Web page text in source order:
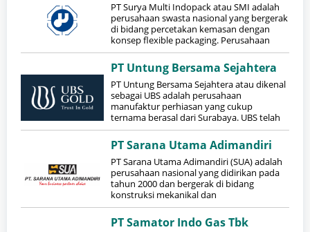
PT Surya Multi Indopack atau SMI adalah
perusahaan swasta nasional yang bergerak
di bidang percetakan kemasan dengan
konsep flexible packaging. Perusahaan
PT Untung Bersama Sejahtera
PT Untung Bersama Sejahtera atau dikenal
sebagai UBS adalah perusahaan
manufaktur perhiasan yang cukup
ternama berasal dari Surabaya. UBS telah
PT Sarana Utama Adimandiri
PT Sarana Utama Adimandiri (SUA) adalah
perusahaan nasional yang didirikan pada
tahun 2000 dan bergerak di bidang
konstruksi mekanikal dan
PT Samator Indo Gas Tbk